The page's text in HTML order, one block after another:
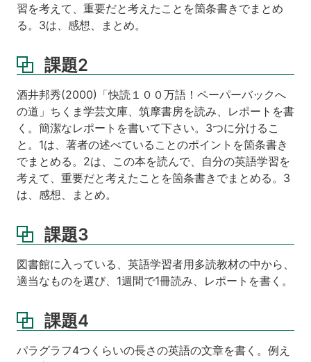
習を考えて、重要だと考えたことを箇条書きでまとめ
る。3は、感想、まとめ。
課題2
酒井邦秀(2000)「快読１００万語！ペーパーバックへ
の道」ちくま学芸文庫、筑摩書房を読み、レポートを書
く。簡潔なレポートを書いて下さい。3つに分けるこ
と。1は、著者の述べていることのポイントを箇条書き
でまとめる。2は、この本を読んで、自分の英語学習を
考えて、重要だと考えたことを箇条書きでまとめる。3
は、感想、まとめ。
課題3
図書館に入っている、英語学習者用多読教材の中から、
適当なものを選び、1週間で1冊読み、レポートを書く。
課題4
パラグラフ4つくらいの長さの英語の文章を書く。例え